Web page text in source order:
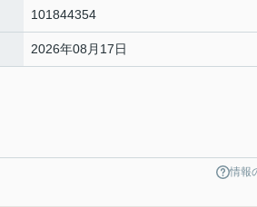
101844354
2026年08月17日
情報